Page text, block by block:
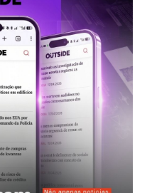
Plus -